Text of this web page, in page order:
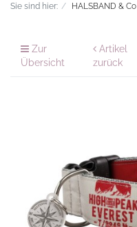
Sie sind hier: HALSBAND & Co
Zur
Übersicht
Artikel
zurück